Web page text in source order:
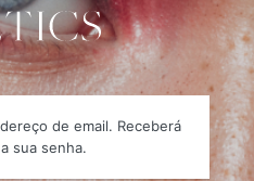
de email. Receberá
sua senha.